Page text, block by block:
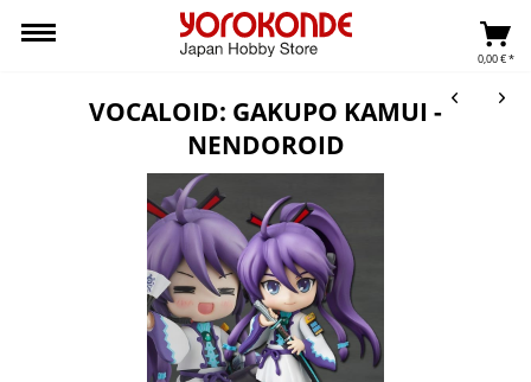
0,00 € *
VOCALOID: GAKUPO KAMUI -
NENDOROID